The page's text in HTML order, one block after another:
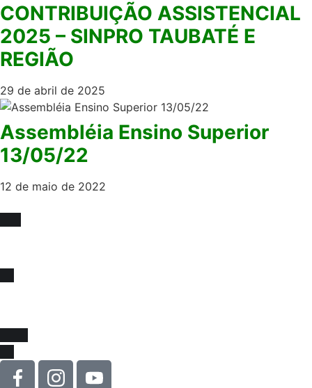
CONTRIBUIÇÃO ASSISTENCIAL
2025 – SINPRO TAUBATÉ E
REGIÃO
29 de abril de 2025
Assembléia Ensino Superior
13/05/22
12 de maio de 2022